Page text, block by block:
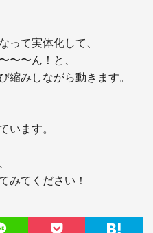
って実体化して、
〜〜ん！と、
縮みしながら動きます。
います。
みてください！